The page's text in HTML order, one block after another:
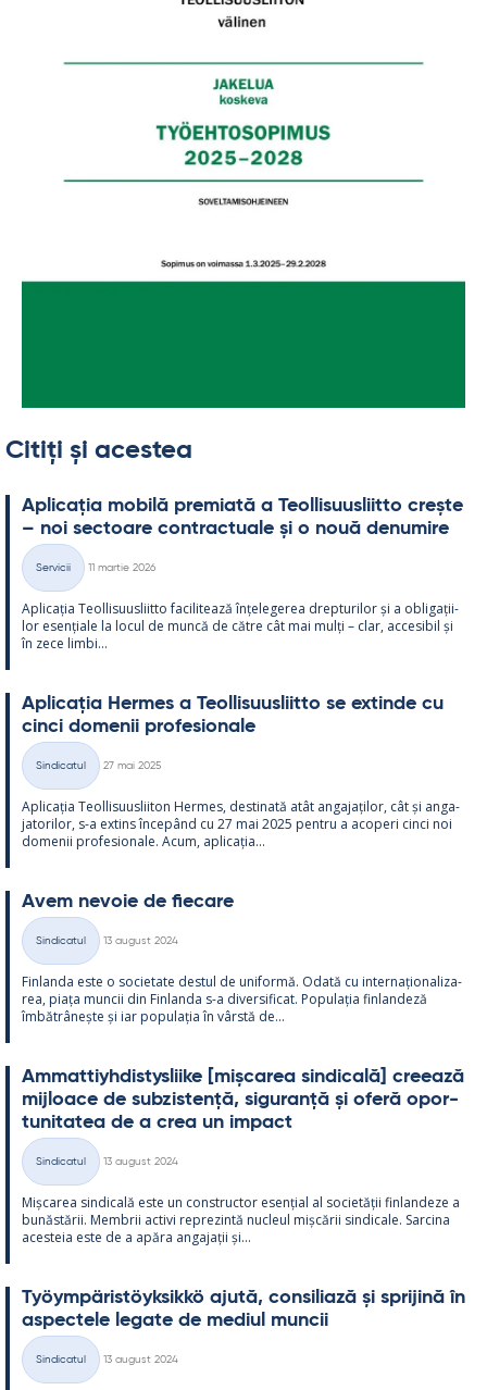
Citiți și acestea
Aplicația mo­bilă pre­miată a Teol­li­suus­liitto crește
– noi sec­toare cont­rac­tuale și o nouă de­nu­mire
Categorii
Servicii
11 martie 2026
Aplicația Teol­li­suus­liitto faci­li­tează înțe­le­ge­rea drep­tu­ri­lor și a obli­gații­
lor esențiale la locul de muncă de către cât mai mulți – clar, acce­si­bil și
în zece limbi...
Aplicația Her­mes a Teol­li­suus­liitto se ex­tinde cu
cinci do­me­nii pro­fe­sio­nale
Categorii
Sindicatul
27 mai 2025
Aplicația Teol­li­suus­lii­ton Her­mes, des­ti­nată atât an­ga­jați­lor, cât și an­ga­
ja­to­ri­lor, s-a ex­tins începând cu 27 mai 2025 pentru a aco­peri cinci noi
do­me­nii pro­fe­sio­nale. Acum, aplicația...
Avem ne­voie de fiecare
Categorii
Sindicatul
13 august 2024
Fin­landa este o socie­tate des­tul de uni­formă. Odată cu in­ter­națio­na­liza­
rea, piața muncii din Fin­landa s-a di­ver­si­ficat. Po­pu­lația fin­lan­deză
îmbătrâ­nește și iar po­pu­lația în vârstă de...
Am­mat­tiyh­dis­tys­liike [mișca­rea sin­dicală] cree­ază
mij­loace de subzis­tență, si­gu­ranță și oferă opor­
tu­ni­ta­tea de a crea un im­pact
Categorii
Sindicatul
13 august 2024
Mișca­rea sin­dicală este un con­struc­tor esențial al societății fin­lan­deze a
bunăstă­rii. Mem­brii ac­tivi reprezintă nucleul mișcă­rii sin­dicale. Sarcina
aces­teia este de a apăra an­ga­jații și...
Työym­pä­ris­töyk­sikkö ajută, con­si­liază și spri­jină în
as­pec­tele le­gate de me­diul muncii
Categorii
Sindicatul
13 august 2024